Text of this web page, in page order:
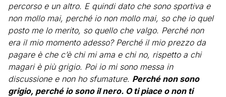
percorso e un altro. E quindi dato che sono sportiva e
non mollo mai, perché io non mollo mai, so che io quel
posto me lo merito, so quello che valgo. Perché non
era il mio momento adesso? Perché il mio prezzo da
pagare è che c’è chi mi ama e chi no, rispetto a chi
magari è più grigio. Poi io mi sono messa in
discussione e non ho sfumature. Perché non sono
grigio, perché io sono il nero. O ti piace o non ti